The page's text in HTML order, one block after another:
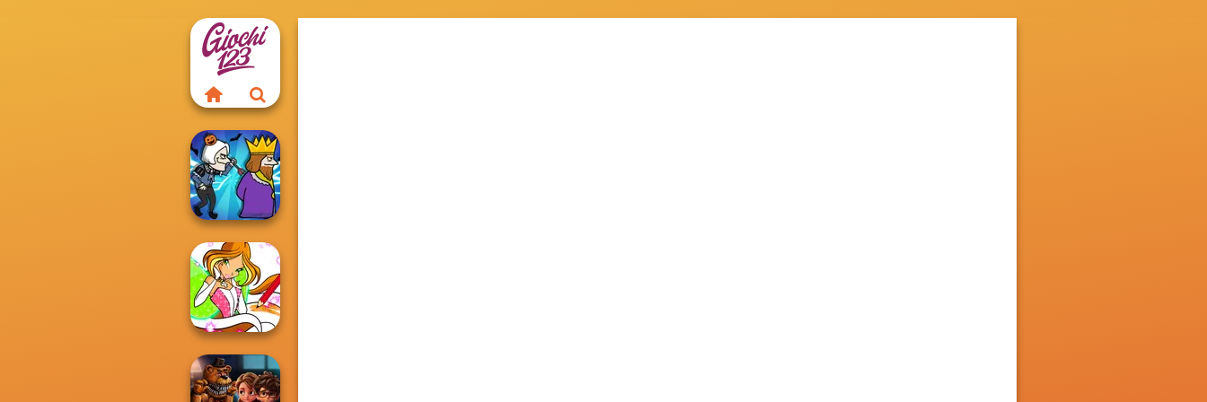
Murder
Winx Paint Fairy